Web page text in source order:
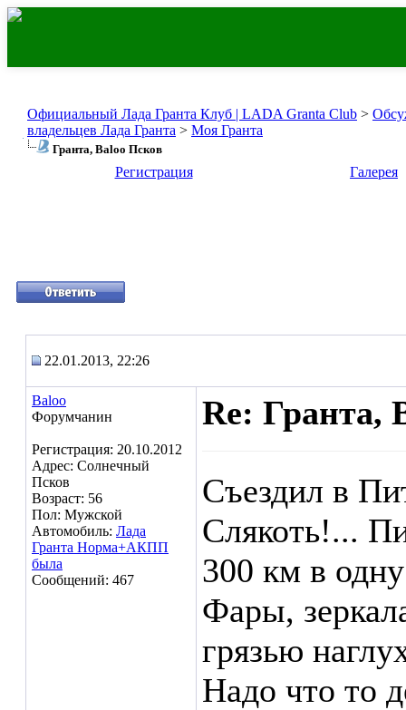
Официальный Лада Гранта Клуб | LADA Granta Club >
владельцев Лада Гранта > Моя Гранта
Гранта, Baloo Псков
Регистрация Галерея
22.01.2013, 22:26
Baloo
Форумчанин
Регистрация: 20.10.2012
Адрес: Солнечный
Псков
Возраст: 56
Пол: Мужской
Автомобиль: Лада
Гранта Норма+АКПП
была
Сообщений: 467
Re: Гранта,
Съездил в
Слякоть!...
300 км в
Фары,
грязью
Надо что то